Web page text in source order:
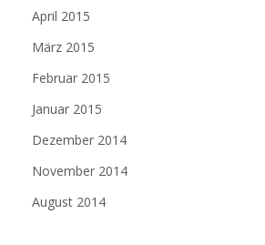
April 2015
März 2015
Februar 2015
Januar 2015
Dezember 2014
November 2014
August 2014